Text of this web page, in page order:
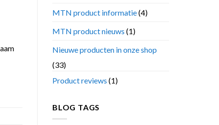
MTN product informatie(4)
MTN product nieuws (1)
Nieuwe producten in onze shop
(33)
Product reviews (1)
BLOG TAGS